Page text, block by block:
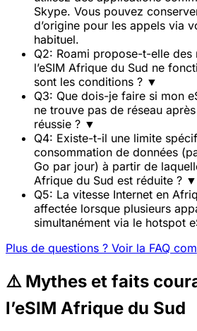
Skype. Vous pouvez
d’origine pour les appels via
habituel.
Q2: Roami propose-t-elle des
l’eSIM Afrique du Sud ne
sont les conditions ? ▼
Q3: Que dois-je faire si mon
ne trouve pas de réseau
réussie ? ▼
Q4: Existe-t-il une limite
consommation de données
Go par jour) à partir de
Afrique du Sud est réduite ? ▼
Q5: La vitesse Internet en
affectée lorsque plusieurs
simultanément via le hotspot
Plus de questions ? Voir la FAQ
⚠️ Mythes et faits
l’eSIM Afrique du Sud